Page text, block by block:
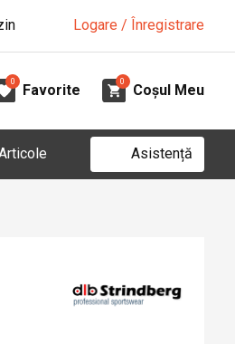
Logare / Înregistrare
0
Favorite
0
Coșul Meu
Asistență